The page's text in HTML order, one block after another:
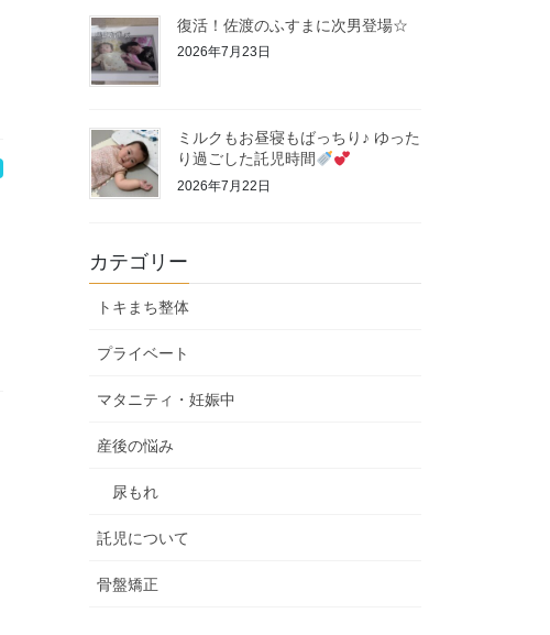
復活！佐渡のふすまに次男登場☆
2026年7月23日
ミルクもお昼寝もばっちり♪ ゆった
り過ごした託児時間
2026年7月22日
カテゴリー
トキまち整体
プライベート
マタニティ・妊娠中
産後の悩み
尿もれ
託児について
骨盤矯正